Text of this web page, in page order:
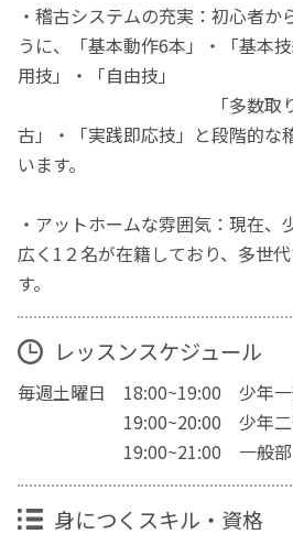
・稽古システムの充実：初心者か
うに、「基本動作6本」・「基本
用技」・「自由技」
「多数取り自由技
古」・「実践即応技」と段階的な
います。
・アットホームな雰囲気：現在
広く1２名が在籍しており、多世
す。
レッスンスケジュール
毎週土曜日 18:00~19:00 少年
19:00~20:00 少年二
19:00~21:00 一般部
身につくスキル・資格